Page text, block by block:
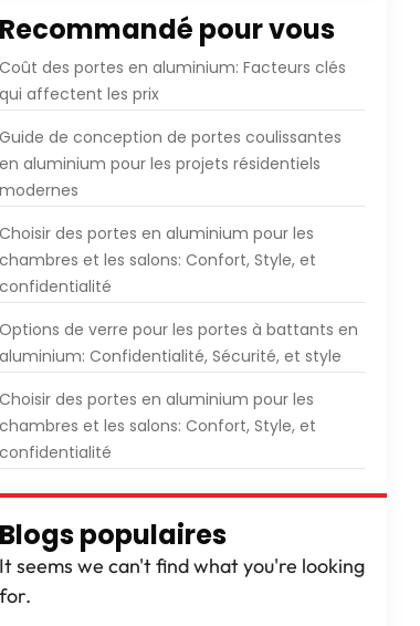
Recommandé pour vous
Coût des portes en aluminium: Facteurs clés
qui affectent les prix
Guide de conception de portes coulissantes
en aluminium pour les projets résidentiels
modernes
Choisir des portes en aluminium pour les
chambres et les salons: Confort, Style, et
confidentialité
Options de verre pour les portes à battants en
aluminium: Confidentialité, Sécurité, et style
Choisir des portes en aluminium pour les
chambres et les salons: Confort, Style, et
confidentialité
Blogs populaires
It seems we can't find what you're looking
for.